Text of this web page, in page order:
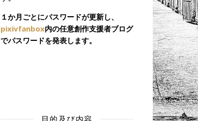
１か月ごとにパスワードが更新し、
pixivfanbox内の任意創作支援者ブログ
でパスワードを発表します。
目的及び内容